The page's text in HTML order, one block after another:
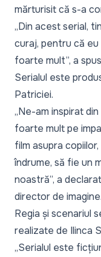
mărturisit că s-a
„Din acest serial,
curaj, pentru că eu
foarte mult”, a
Serialul este
Patriciei.
„Ne-am inspirat
foarte mult pe
film asupra
îndrume, să fie un
noastră”, a
director de imagine.
Regia și scenariul
realizate de Ilinca
„Serialul este